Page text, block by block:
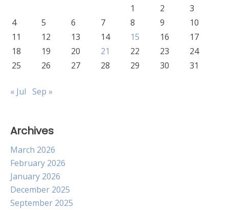
1
2
3
4
5 6 7 8 9
10
11
12 13 14 15 16
17
18
19 20 21 22 23
24
25
26 27 28 29 30 31
« Jul Sep »
Archives
March 2026
February 2026
January 2026
December 2025
September 2025